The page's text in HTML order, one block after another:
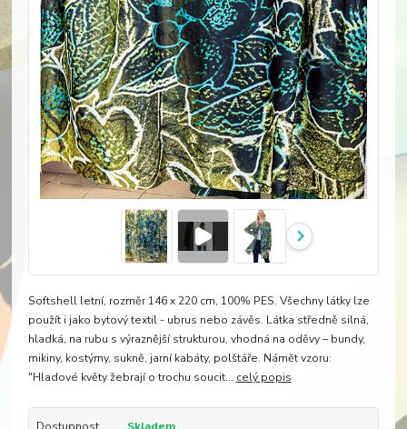
Softshell letní, rozměr 146 x 220 cm, 100% PES. Všechny látky lze
použít i jako bytový textil - ubrus nebo závěs. Látka středně silná,
hladká, na rubu s výraznější strukturou, vhodná na oděvy – bundy,
mikiny, kostýmy, sukně, jarní kabáty, polštáře. Námět vzoru:
"Hladové květy žebrají o trochu soucit... celý popis
Dostupnost
Skladem